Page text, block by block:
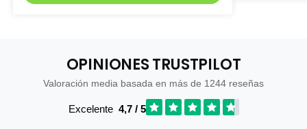
OPINIONES TRUSTPILOT
Valoración media basada en más de 1244 reseñas
Excelente 4,7 / 5